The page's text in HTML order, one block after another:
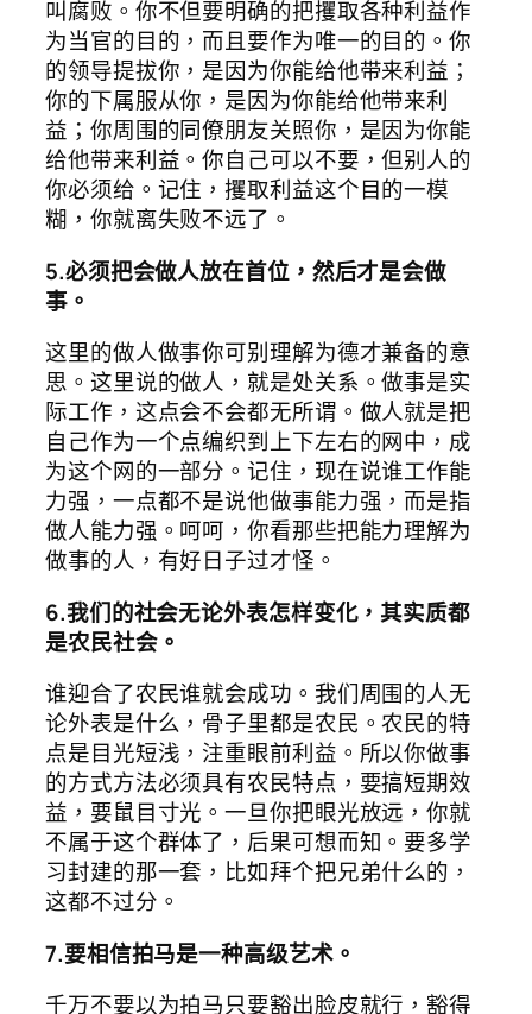
叫腐败。你不但要明确的把攫取各种利益作
为当官的目的，而且要作为唯一的目的。你
的领导提拔你，是因为你能给他带来利益；
你的下属服从你，是因为你能给他带来利
益；你周围的同僚朋友关照你，是因为你能
给他带来利益。你自己可以不要，但别人的
你必须给。记住，攫取利益这个目的一模
糊，你就离失败不远了。
5.必须把会做人放在首位，然后才是会做
事。
这里的做人做事你可别理解为德才兼备的意
思。这里说的做人，就是处关系。做事是实
际工作，这点会不会都无所谓。做人就是把
自己作为一个点编织到上下左右的网中，成
为这个网的一部分。记住，现在说谁工作能
力强，一点都不是说他做事能力强，而是指
做人能力强。呵呵，你看那些把能力理解为
做事的人，有好日子过才怪。
6.我们的社会无论外表怎样变化，其实质都
是农民社会。
谁迎合了农民谁就会成功。我们周围的人无
论外表是什么，骨子里都是农民。农民的特
点是目光短浅，注重眼前利益。所以你做事
的方式方法必须具有农民特点，要搞短期效
益，要鼠目寸光。一旦你把眼光放远，你就
不属于这个群体了，后果可想而知。要多学
习封建的那一套，比如拜个把兄弟什么的，
这都不过分。
7.要相信拍马是一种高级艺术。
千万不要以为拍马只要豁出脸皮就行，豁得